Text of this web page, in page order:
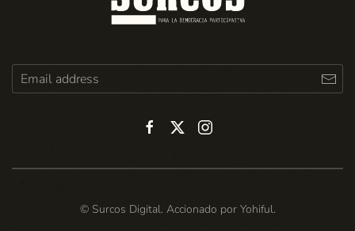
© Surcos Digital. Accionado por Yohiful.